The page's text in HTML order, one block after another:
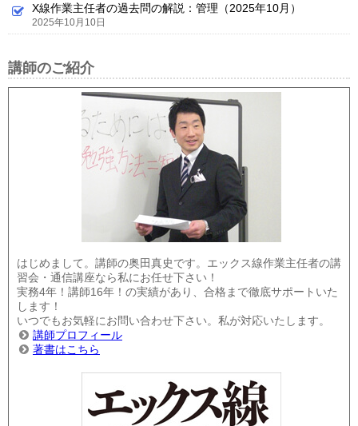
X線作業主任者の過去問の解説：管理（2025年10月）
2025年10月10日
講師のご紹介
はじめまして。講師の奥田真史です。エックス線作業主任者の講
習会・通信講座なら私にお任せ下さい！
実務4年！講師16年！の実績があり、合格まで徹底サポートいた
します！
いつでもお気軽にお問い合わせ下さい。私が対応いたします。
講師プロフィール
著書はこちら